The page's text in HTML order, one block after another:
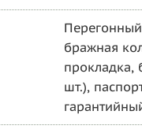
бражная
прокладка,
шт.),